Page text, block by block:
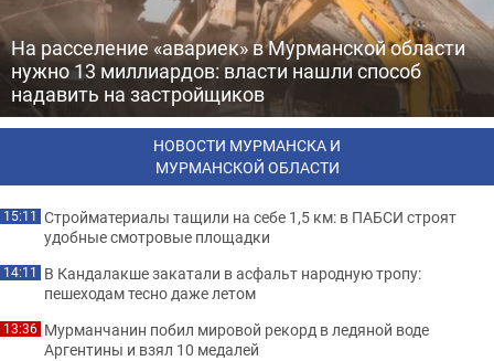
На расселение «авариек» в Мурманской области
нужно 13 миллиардов: власти нашли способ
надавить на застройщиков
НОВОСТИ МУРМАНСКА И
МУРМАНСКОЙ ОБЛАСТИ
15:11 Стройматериалы тащили на себе 1,5 км: в ПАБСИ строят
удобные смотровые площадки
14:11 В Кандалакше закатали в асфальт народную тропу:
пешеходам тесно даже летом
13:36 Мурманчанин побил мировой рекорд в ледяной воде
Аргентины и взял 10 медалей